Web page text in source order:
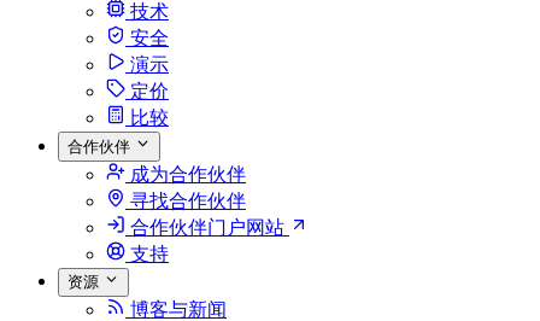
技术
安全
演示
定价
比较
合作伙伴
成为合作伙伴
寻找合作伙伴
合作伙伴门户网站
支持
资源
博客与新闻